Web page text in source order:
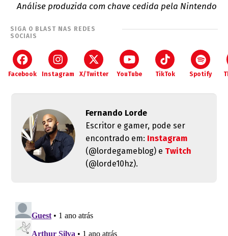
Análise produzida com chave cedida pela Nintendo
SIGA O BLAST NAS REDES
SOCIAIS
Facebook Instagram X/Twitter YouTube TikTok Spotify
Fernando Lorde
Escritor e gamer, pode ser
encontrado em: Instagram
(@lordegameblog) e Twitch
(@lorde10hz).